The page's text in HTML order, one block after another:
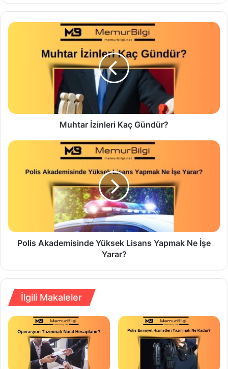
Muhtar İzinleri Kaç Gündür?
Polis Akademisinde Yüksek Lisans Yapmak Ne İşe
Yarar?
İlgili Makaleler